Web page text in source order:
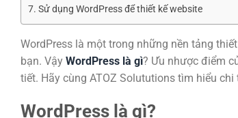
Sử dụng WordPress để thiết kế website
WordPress là một trong những nền tảng
bạn. Vậy WordPress là gì? Ưu nhược điểm
tiết. Hãy cùng ATOZ Solututions tìm hiểu
WordPress là gì?